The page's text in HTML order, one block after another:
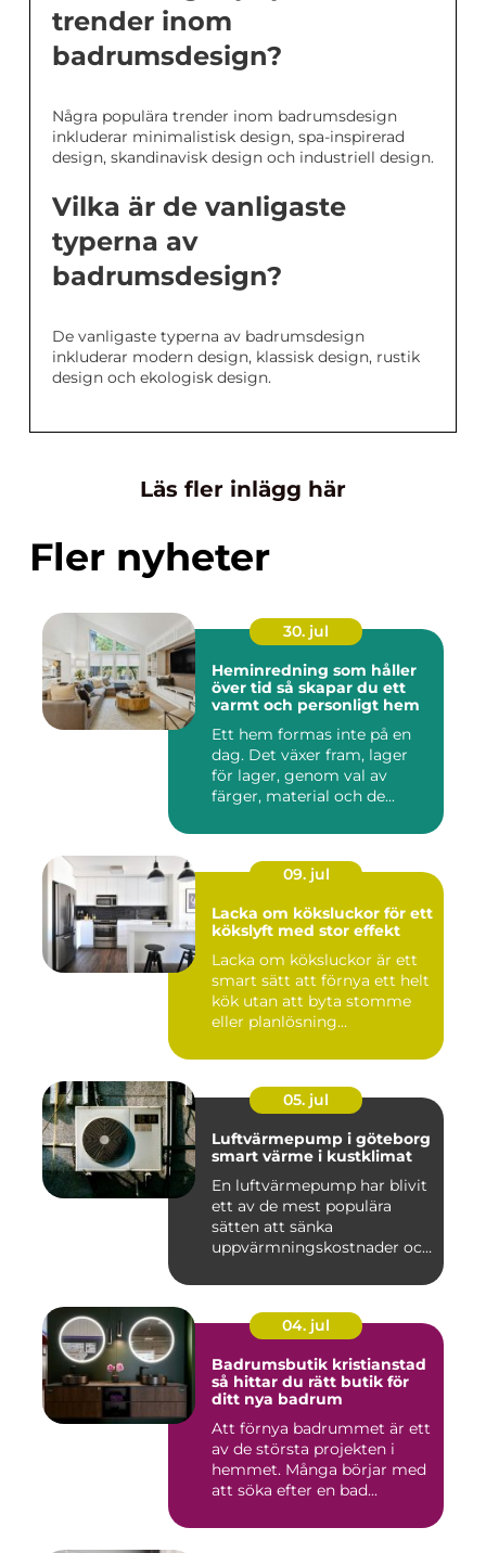
trender inom
badrumsdesign?
Några populära trender inom badrumsdesign
inkluderar minimalistisk design, spa-inspirerad
design, skandinavisk design och industriell design.
Vilka är de vanligaste
typerna av
badrumsdesign?
De vanligaste typerna av badrumsdesign
inkluderar modern design, klassisk design, rustik
design och ekologisk design.
Läs fler inlägg här
Fler nyheter
30. jul
Heminredning som håller
över tid så skapar du ett
varmt och personligt hem
Ett hem formas inte på en
dag. Det växer fram, lager
för lager, genom val av
färger, material och de...
09. jul
Lacka om köksluckor för ett
kökslyft med stor effekt
Lacka om köksluckor är ett
smart sätt att förnya ett helt
kök utan att byta stomme
eller planlösning...
05. jul
Luftvärmepump i göteborg
smart värme i kustklimat
En luftvärmepump har blivit
ett av de mest populära
sätten att sänka
uppvärmningskostnader och
04. jul
Badrumsbutik kristianstad
så hittar du rätt butik för
ditt nya badrum
Att förnya badrummet är ett
av de största projekten i
hemmet. Många börjar med
att söka efter en bad...